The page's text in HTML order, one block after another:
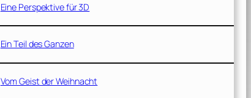
Eine Perspektive für 3D
Ein Teil des Ganzen
Vom Geist der Weihnacht